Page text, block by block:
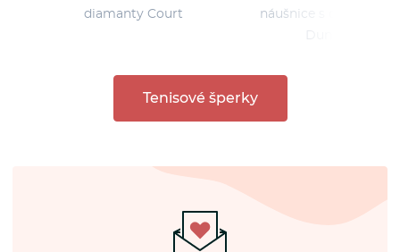
diamanty Court
náušnice s diamanty
Dunst
Tenisové šperky